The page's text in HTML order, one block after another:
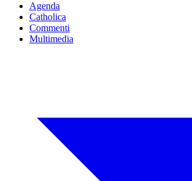
Agenda
Catholica
Commenti
Multimedia